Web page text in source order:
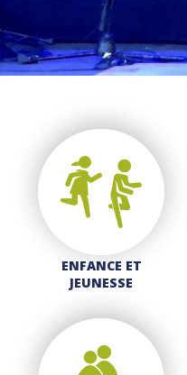
ENFANCE ET
JEUNESSE